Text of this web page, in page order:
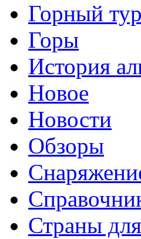
Горный
Горы
История
Новое
Новости
Обзоры
Страны